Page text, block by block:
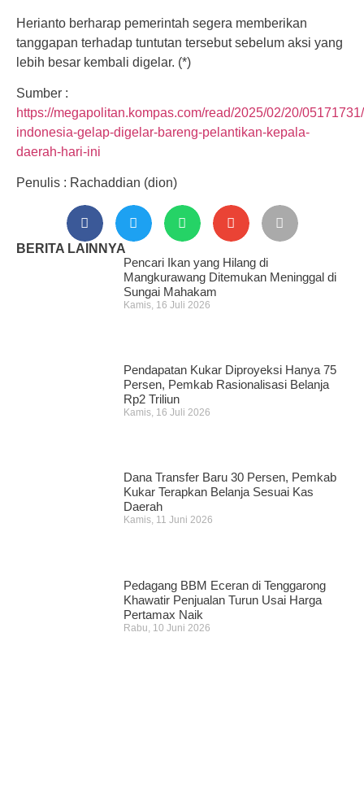
Herianto berharap pemerintah segera memberikan
tanggapan terhadap tuntutan tersebut sebelum aksi yang
lebih besar kembali digelar. (*)
Sumber :
https://megapolitan.kompas.com/read/2025/02/20/
indonesia-gelap-digelar-bareng-pelantikan-kepala-
daerah-hari-ini
Penulis : Rachaddian (dion)
BERITA LAINNYA
Pencari Ikan yang Hilang di
Mangkurawang Ditemukan Meninggal di
Sungai Mahakam
Kamis, 16 Juli 2026
Pendapatan Kukar Diproyeksi Hanya 75
Persen, Pemkab Rasionalisasi Belanja
Rp2 Triliun
Kamis, 16 Juli 2026
Dana Transfer Baru 30 Persen, Pemkab
Kukar Terapkan Belanja Sesuai Kas
Daerah
Kamis, 11 Juni 2026
Pedagang BBM Eceran di Tenggarong
Khawatir Penjualan Turun Usai Harga
Pertamax Naik
Rabu, 10 Juni 2026